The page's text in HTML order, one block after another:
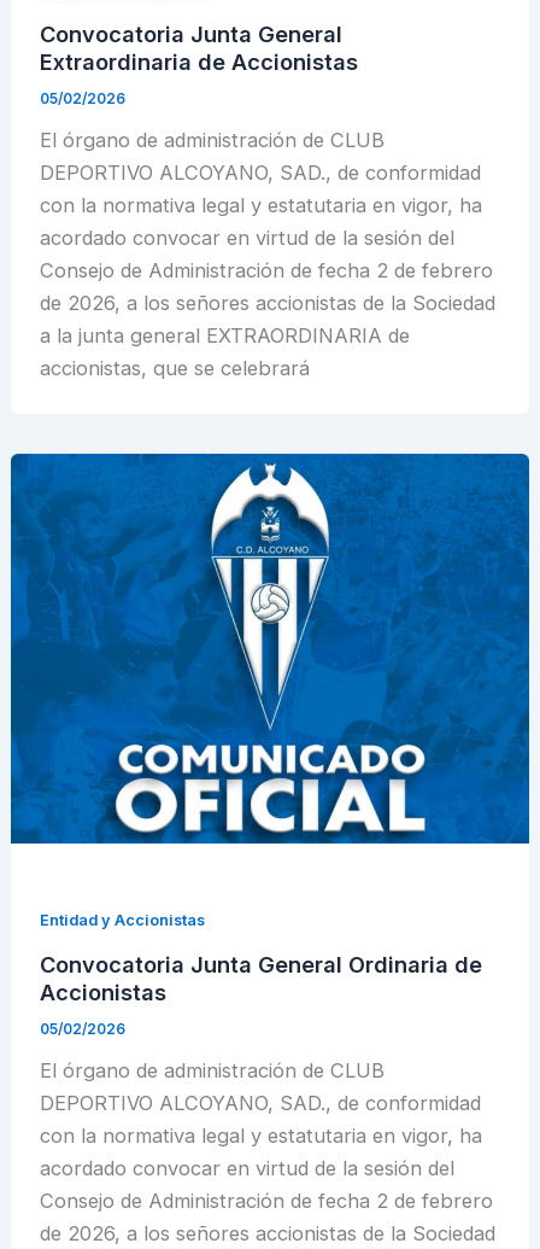
Convocatoria Junta General
Extraordinaria de Accionistas
05/02/2026
El órgano de administración de CLUB
DEPORTIVO ALCOYANO, SAD., de conformidad
con la normativa legal y estatutaria en vigor, ha
acordado convocar en virtud de la sesión del
Consejo de Administración de fecha 2 de febrero
de 2026, a los señores accionistas de la Sociedad
a la junta general EXTRAORDINARIA de
accionistas, que se celebrará
Entidad y Accionistas
Convocatoria Junta General Ordinaria de
Accionistas
05/02/2026
El órgano de administración de CLUB
DEPORTIVO ALCOYANO, SAD., de conformidad
con la normativa legal y estatutaria en vigor, ha
acordado convocar en virtud de la sesión del
Consejo de Administración de fecha 2 de febrero
de 2026, a los señores accionistas de la Sociedad